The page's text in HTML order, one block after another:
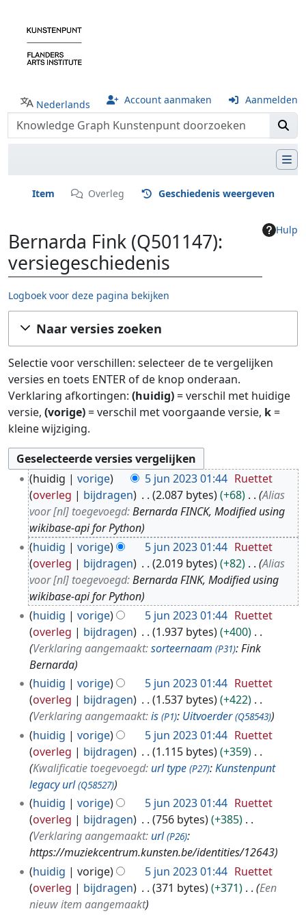
Nederlands Account aanmaken Aanmelden
Item Overleg Geschiedenis weergeven
Hulp
Bernarda Fink (Q501147):
versiegeschiedenis
Logboek voor deze pagina bekijken
Ga naar:navigatie,zoeken
Naar versies zoeken
Selectie voor verschillen: selecteer de te vergelijken
versies en toets ENTER of de knop onderaan.
Verklaring afkortingen: (huidig)= verschil met huidige
versie, (vorige)= verschil met voorgaande versie, k=
kleine wijziging.
huidig vorige 5 jun 2023 01:44 Ruettet
overleg
bijdragen 2.087 bytes +68
Alias
voor [nl] toegevoegd:Bernarda FINCK, Modified using
wikibase-api for Python
huidig
vorige 5 jun 2023 01:44 Ruettet
overleg
bijdragen 2.019 bytes +82
Alias
voor [nl] toegevoegd:Bernarda FINK, Modified using
wikibase-api for Python
huidig
vorige 5 jun 2023 01:44 Ruettet
overleg
bijdragen 1.937 bytes
+400
Verklaring aangemaakt:sorteernaam (P31): Fink
Bernarda
huidig
vorige 5 jun 2023 01:44 Ruettet
overleg
bijdragen 1.537 bytes
+422
Verklaring aangemaakt:is (P1): Uitvoerder (Q58543)
huidig vorige 5 jun 2023 01:44 Ruettet
overleg
bijdragen 1.115 bytes
+359
Kwalificatie toegevoegd: url type (P27):Kunstenpunt
legacy url (Q58527)
huidig vorige 5 jun 2023 01:44 Ruettet
overleg
bijdragen 756 bytes
+385
Verklaring aangemaakt: url (P26):
https://muziekcentrum.kunsten.be/identities/12643
huidig
vorige 5 jun 2023 01:44 Ruettet
overleg
bijdragen 371 bytes +371
Een
nieuw item aangemaakt